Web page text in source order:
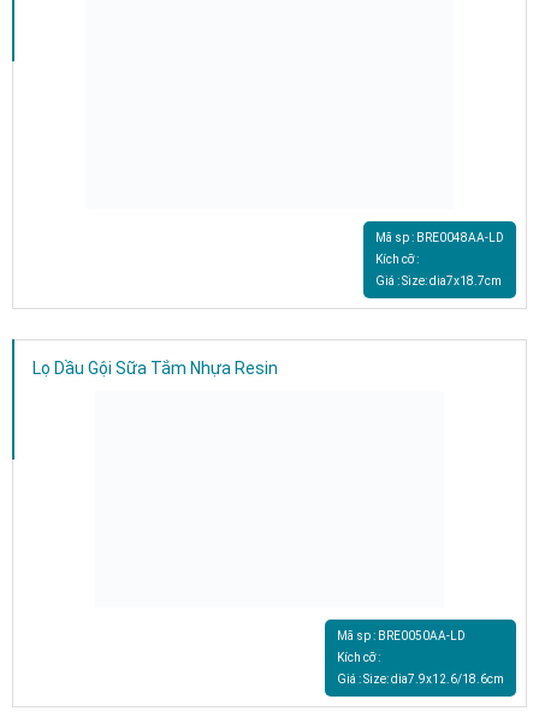
Mã sp : BRE0048AA-LD
Kích cỡ :
Giá : Size: dia7x18.7cm
Lọ Dầu Gội Sữa Tắm Nhựa Resin
Mã sp : BRE0050AA-LD
Kích cỡ :
Giá : Size: dia7.9x12.6/18.6cm